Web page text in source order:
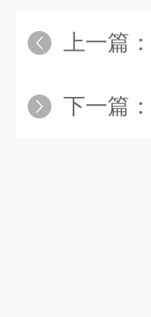
上一篇：
下一篇：